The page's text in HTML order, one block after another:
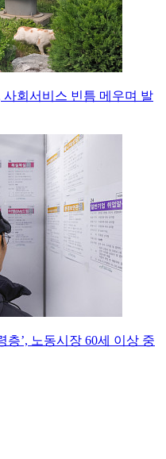
회서비스 빈틈 메우며 발
층’, 노동시장 60세 이상 중